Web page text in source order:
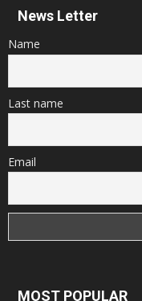
News Letter
Name
Last name
Email
MOST POPULAR